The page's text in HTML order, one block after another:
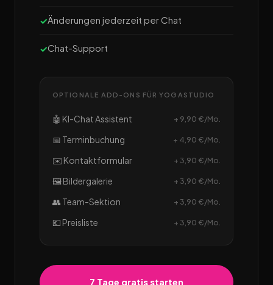
Änderungen jederzeit per Chat
Chat-Support
OPTIONALE ADD-ONS FÜR YOGASTUDIO
🤖 KI-Chat Assistent + 9,90 €/Mo.
📅 Terminbuchung + 4,90 €/Mo.
✉️ Kontaktformular + 3,90 €/Mo.
🖼️ Bildergalerie + 3,90 €/Mo.
👥 Team-Sektion + 3,90 €/Mo.
💶 Preisliste + 3,90 €/Mo.
7 Tage gratis starten